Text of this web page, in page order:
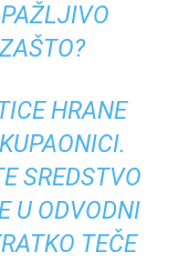
HRANE
SREDSTVO
U ODVODNI
TEČE